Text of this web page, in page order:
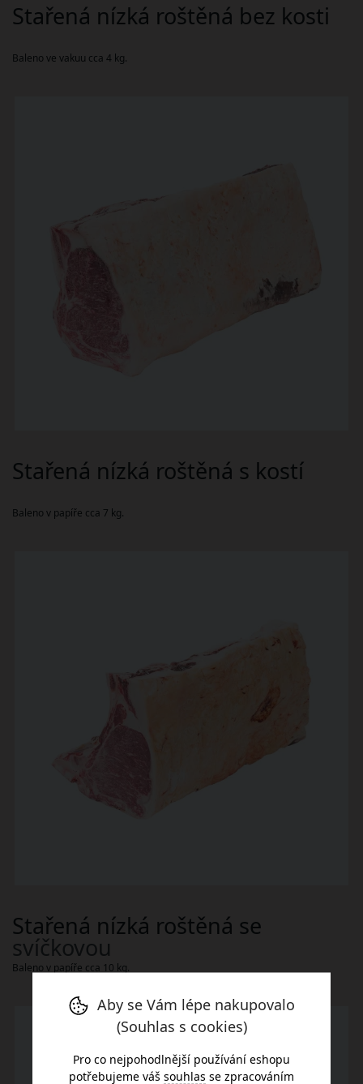
Baleno ve vakuu cca 4 kg.
Stařená nízká roštěná bez kosti
Baleno v papíře cca 7 kg.
Stařená nízká roštěná s kostí
Baleno v papíře cca 10 kg.
Stařená nízká roštěná se
svíčkovou
Aby se Vám lépe nakupovalo
(Souhlas s cookies)
Pro co nejpohodlnější používání eshopu
potřebujeme váš souhlas se zpracováním